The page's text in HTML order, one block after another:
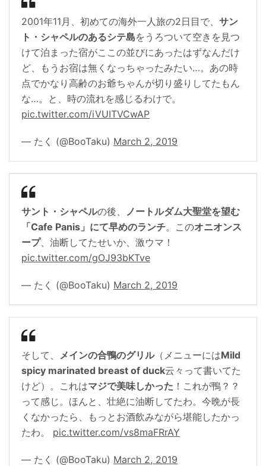
2001年11月、初めての海外一人旅の2日目で、 サン
ト・シャペルのあるシテ島をうろついて空きを見つ
けて泊まった宿がここの並びにあったはずなんだけ
ど、もうお宿は無くなっちゃったみたい…。あの時
点でかなり高齢のお爺ちゃんが切り盛りしてたもん
な…。と、時の流れを感じるわけで。
pic.twitter.com/iVUITVCwAP
— たく (@BooTaku) March 2, 2019
サント・シャペルの後、 ノートルダム大聖堂を望む
「Cafe Panis」にて早めのランチ。このオニオンス
ープ、油断してたせいか、激ウマ！
pic.twitter.com/gOJ93bKTve
— たく (@BooTaku) March 2, 2019
そして、 メインの合鴨のグリル（メニューにはMild
spicy marinated breast of duck云々って書いてた
けど）。これはマジで美味しかった ！これが鴨？？
って感じ。ほんと、壮絶に油断してたわ。今晩が長
くなかったら、もっとお酒飲みながら堪能したかっ
たわ。 pic.twitter.com/vs8maFRrAY
— たく (@BooTaku) March 2, 2019